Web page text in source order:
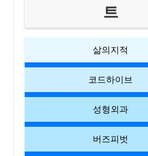
트
삶의지적
코드하이브
성형외과
버즈피벗